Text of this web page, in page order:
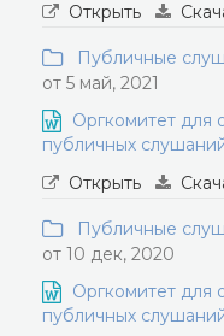
Открыть
Публичные
от 5 май, 2021
Оргкомитет для
публичных
Открыть
Публичные
от 10 дек, 2020
Оргкомитет для
публичных